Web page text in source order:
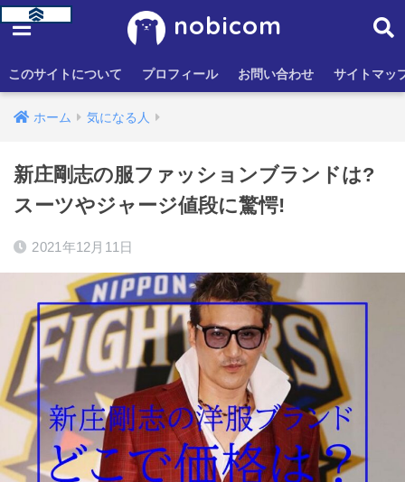
nobicom
このサイトについて プロフィール お問い合わせ サイトマッ
ホーム 気になる人
新庄剛志の服ファッションブランドは?
スーツやジャージ値段に驚愕!
2021年12月11日